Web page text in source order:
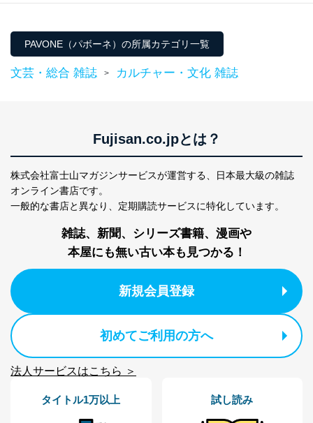
りです。
購入商品の配送のため
商品代金回収のため
ｅメール等による商品、サービ
ス、キャンペーン等の広告の案内
析して、趣味・嗜好に
応じた新商品・サービスに関する
広告のため
2
当社にお問合わせ
いただいた方の個
人情報
お問い合わせ対応、トラブル対
質向上のため
当社カスタマーQ＆
Aサービス利用者
カスタマーQ＆Aサイトの投稿内容
の確認のため
ｅメール等によるカスタマーQ＆A
サイトのサービス内容のご案内の
ため
ス、キャンペーン等の広告に関す
採用選考、ご連絡のため
5
6
パートナー（提携
により当社の
購入商品配送のため
た商品の発売元企業からのｅメー
PAVONE（パボーネ）の所属カテゴリ一覧
文芸・総合 雑誌 > カルチャー・文化 雑誌
Fujisan.co.jpとは？
株式会社富士山マガジンサービスが運営する、
日本最大級の雑誌
オンライン書店です。
一般的な書店と異なり、 定期購読サービスに特化しています。
雑誌、新聞、シリーズ書籍、漫画や
本屋にも無い古い本も見つかる！
新規会員登録
初めてご利用の方へ
法人サービスはこちら ＞
タイトル1万以上 試し読み